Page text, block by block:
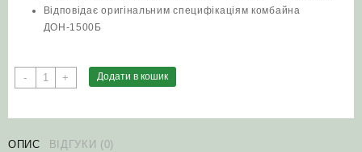
Відповідає оригінальним специфікаціям комбайна
ДОН-1500Б
-
Шків
10.01.38.150
соломотряса
+ Додати в кошик
ОПИС ВІДГУКИ (0)